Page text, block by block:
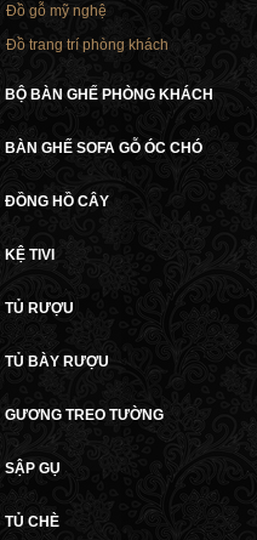
Đồ gỗ mỹ nghệ
Đồ trang trí phòng khách
BỘ BÀN GHẾ PHÒNG KHÁCH
BÀN GHẾ SOFA GỖ ÓC CHÓ
ĐỒNG HỒ CÂY
KỆ TIVI
TỦ RƯỢU
TỦ BÀY RƯỢU
GƯƠNG TREO TƯỜNG
SẬP GỤ
TỦ CHÈ